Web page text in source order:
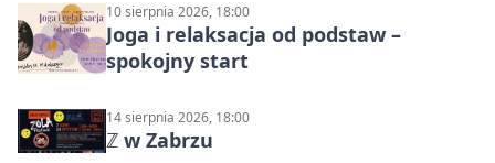
10 sierpnia 2026, 18:00
Joga i relaksacja od podstaw –
spokojny start
14 sierpnia 2026, 18:00
ℤ w Zabrzu